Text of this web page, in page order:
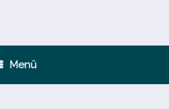
Menü